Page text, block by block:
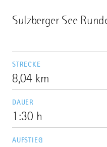
Sulzberger See
STRECKE
8,04 km
DAUER
1:30 h
AUFSTIEG